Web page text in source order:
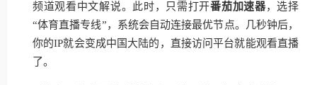
频道观看中文解说。此时，只需打开番茄加速器，选择
“体育直播专线”，系统会自动连接最优节点。几秒钟后，
你的IP就会变成中国大陆的，直接访问平台就能观看直播
了。